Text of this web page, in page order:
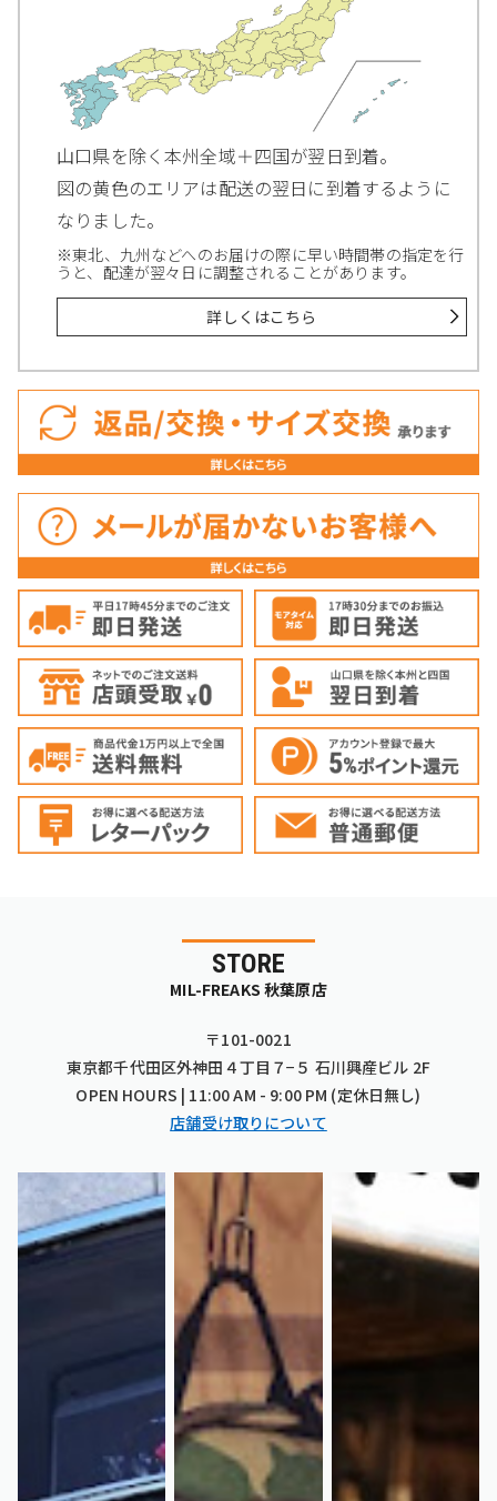
山口県を除く本州全域＋四国が翌日到着。
図の黄色のエリアは配送の翌日に到着するように
なりました。
※東北、九州などへのお届けの際に早い時間帯の指定を行
うと、配達が翌々日に調整されることがあります。
詳しくはこちら
STORE
MIL-FREAKS 秋葉原店
〒101-0021
東京都千代田区外神田４丁目７−５ 石川興産ビル 2F
OPEN HOURS | 11:00 AM - 9:00 PM (定休日無し)
店舗受け取りについて